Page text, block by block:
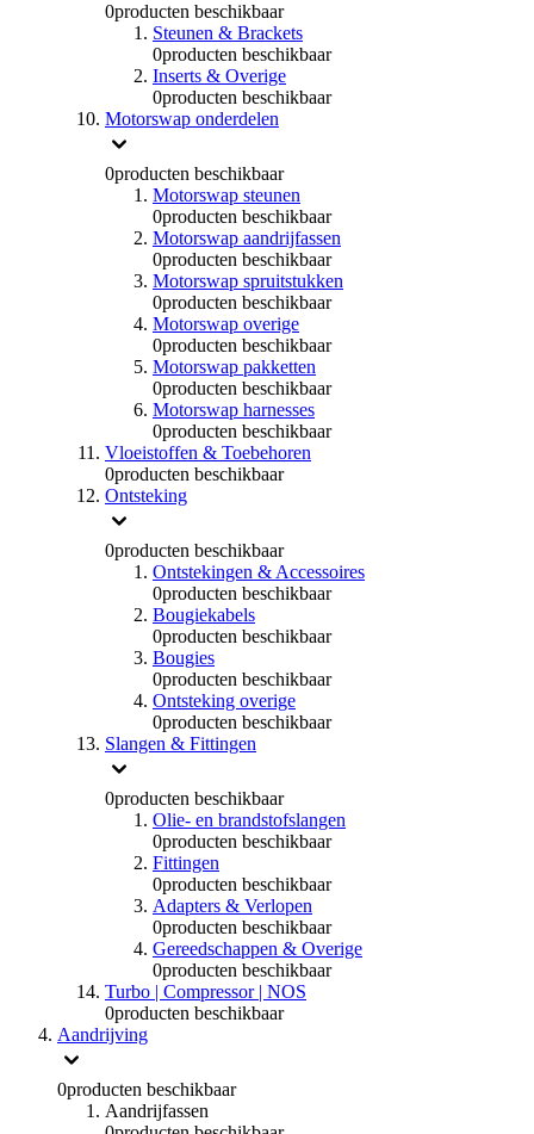
0producten beschikbaar
Steunen & Brackets
0producten beschikbaar
Inserts & Overige
0producten beschikbaar
Motorswap onderdelen
0producten beschikbaar
Motorswap steunen
0producten beschikbaar
Motorswap aandrijfassen
0producten beschikbaar
Motorswap spruitstukken
0producten beschikbaar
Motorswap overige
0producten beschikbaar
Motorswap pakketten
0producten beschikbaar
Motorswap harnesses
0producten beschikbaar
Vloeistoffen & Toebehoren
0producten beschikbaar
Ontsteking
0producten beschikbaar
Ontstekingen & Accessoires
0producten beschikbaar
Bougiekabels
0producten beschikbaar
Bougies
0producten beschikbaar
Ontsteking overige
0producten beschikbaar
Slangen & Fittingen
0producten beschikbaar
Olie- en brandstofslangen
0producten beschikbaar
Fittingen
0producten beschikbaar
Adapters & Verlopen
0producten beschikbaar
Gereedschappen & Overige
0producten beschikbaar
Turbo | Compressor | NOS
0producten beschikbaar
Aandrijving
0producten beschikbaar
Aandrijfassen